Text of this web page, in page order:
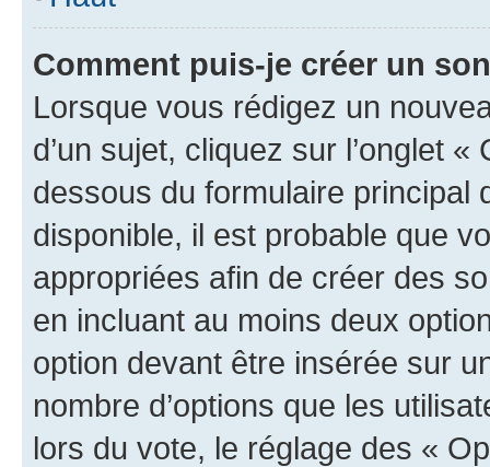
Comment puis-je créer un
Lorsque vous rédigez un
d’un sujet, cliquez sur l’onglet
dessous du formulaire principal
disponible, il est probable que
appropriées afin de créer des
en incluant au moins deux
option devant être insérée sur
nombre d’options que les
lors du vote, le réglage des «